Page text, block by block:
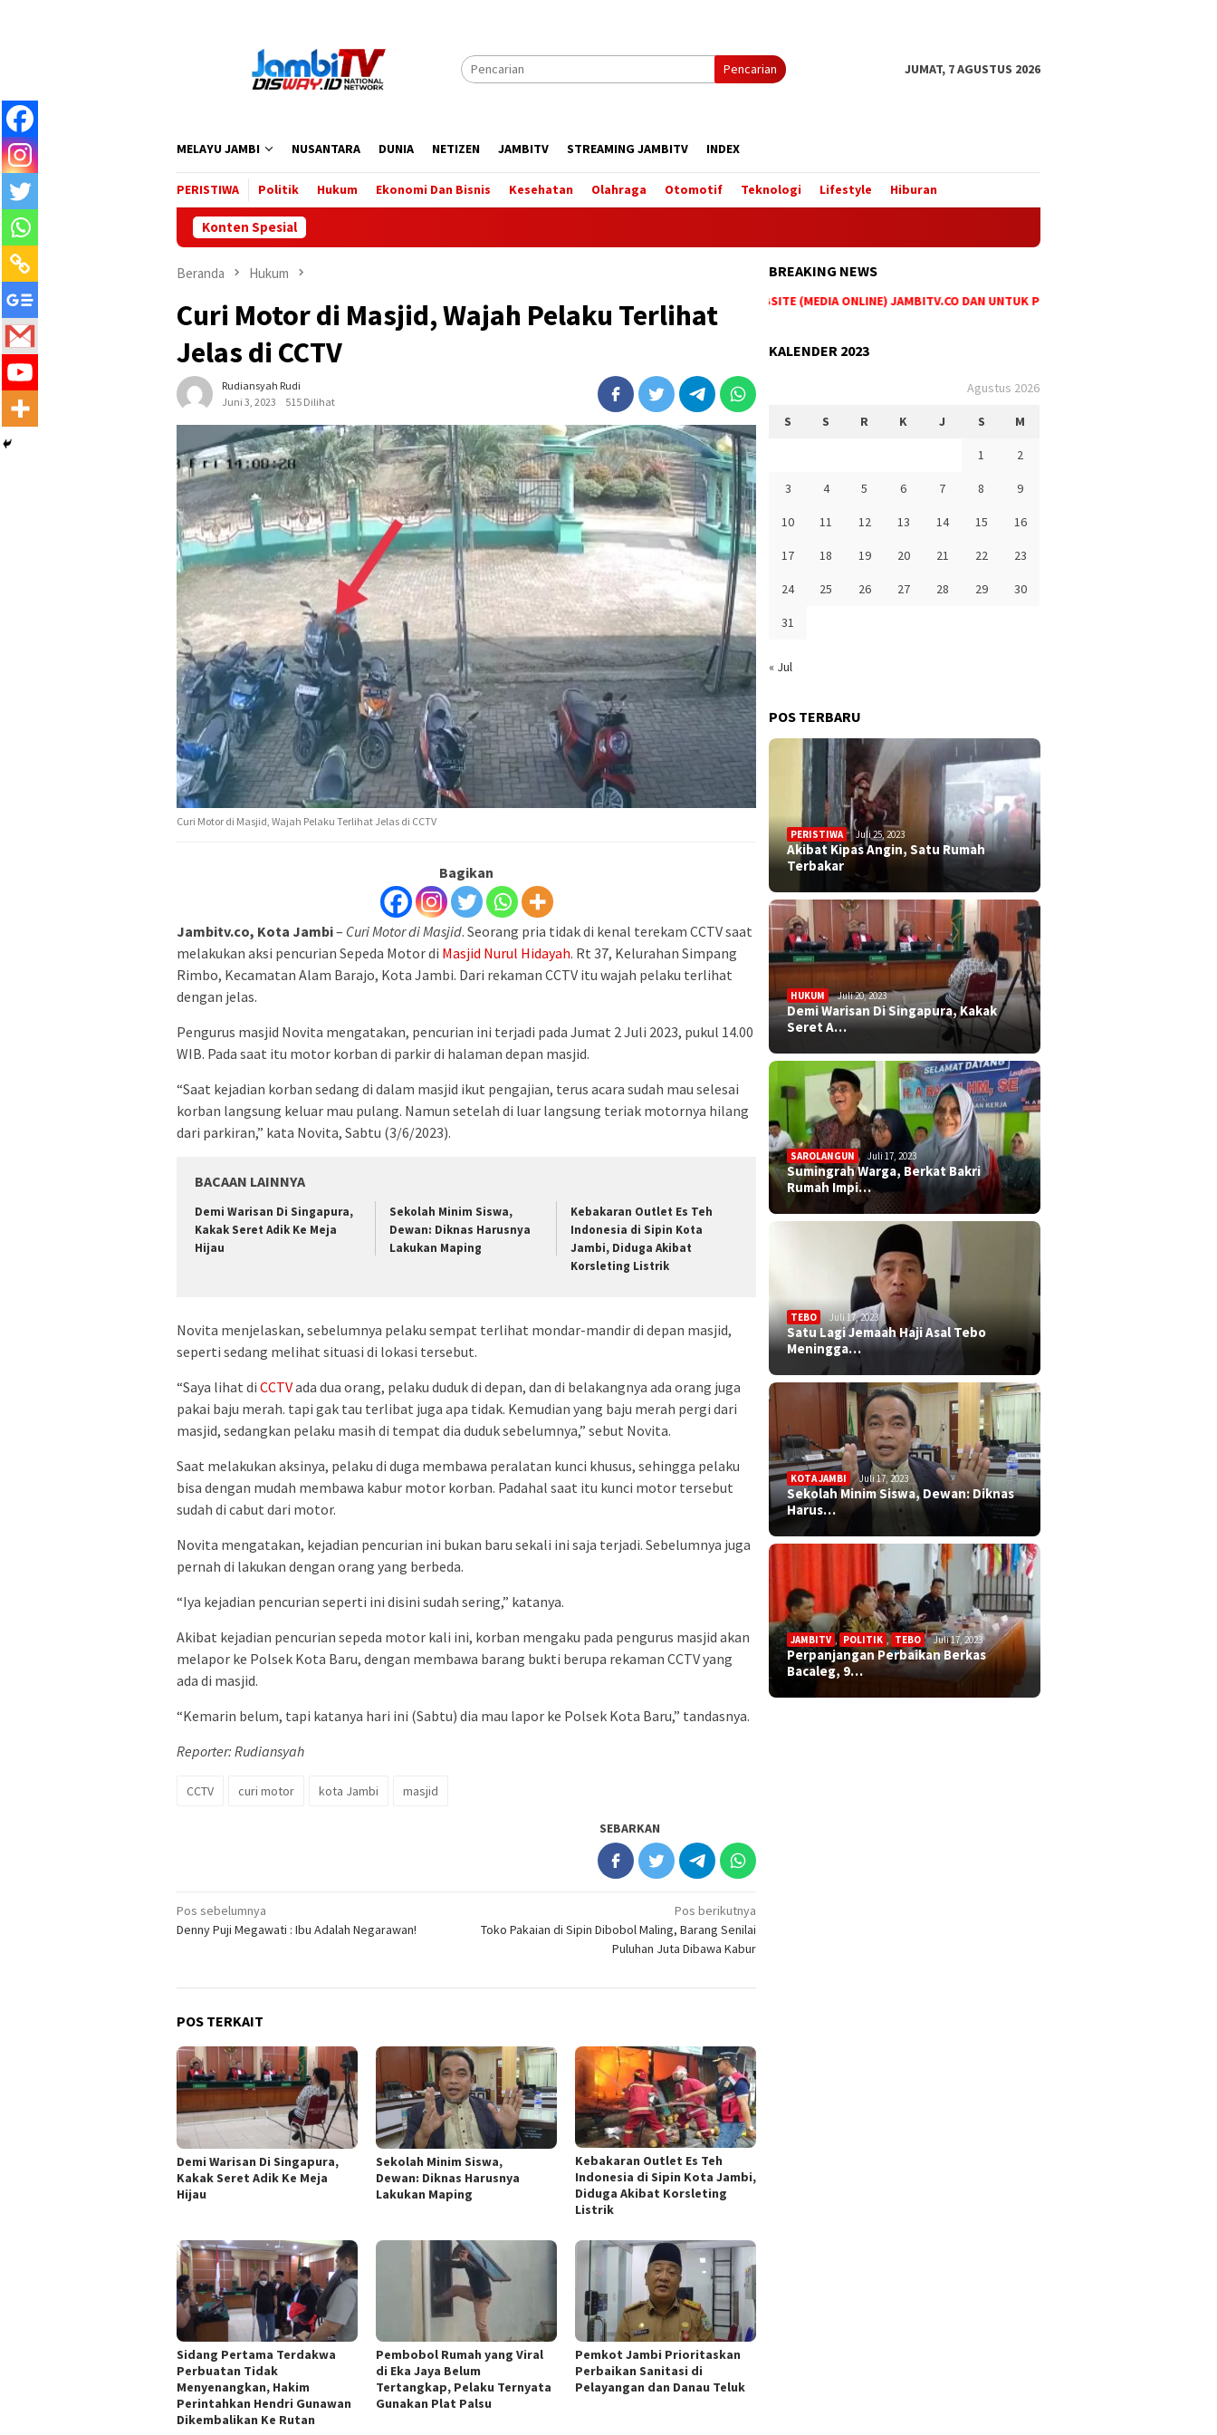
Pencarian
JUMAT, 7 AGUSTUS 2026
MELAYU JAMBI NUSANTARA DUNIA NETIZEN JAMBITV STREAMING JAMBITV INDEX
PERISTIWA Politik Hukum Ekonomi Dan Bisnis Kesehatan Olahraga Otomotif Teknologi Lifestyle Hiburan
Konten Spesial
Beranda Hukum
Curi Motor di Masjid, Wajah Pelaku Terlihat
Jelas di CCTV
Rudiansyah Rudi
Juni 3, 2023
515 Dilihat
Curi Motor di Masjid, Wajah Pelaku Terlihat Jelas di CCTV
Bagikan
Jambitv.co, Kota Jambi– Curi Motor di Masjid. Seorang pria tidak di kenal terekam CCTV saat
melakukan aksi pencurian Sepeda Motor di Masjid Nurul Hidayah. Rt 37, Kelurahan Simpang
Rimbo, Kecamatan Alam Barajo, Kota Jambi. Dari rekaman CCTV itu wajah pelaku terlihat
dengan jelas.
Pengurus masjid Novita mengatakan, pencurian ini terjadi pada Jumat 2 Juli 2023, pukul 14.00
WIB. Pada saat itu motor korban di parkir di halaman depan masjid.
“Saat kejadian korban sedang di dalam masjid ikut pengajian, terus acara sudah mau selesai
korban langsung keluar mau pulang. Namun setelah di luar langsung teriak motornya hilang
dari parkiran,” kata Novita, Sabtu (3/6/2023).
BACAAN LAINNYA
Demi Warisan Di Singapura,
Kakak Seret Adik Ke Meja
Hijau
Sekolah Minim Siswa,
Dewan: Diknas Harusnya
Lakukan Maping
Kebakaran Outlet Es Teh
Indonesia di Sipin Kota
Jambi, Diduga Akibat
Korsleting Listrik
Novita menjelaskan, sebelumnya pelaku sempat terlihat mondar-mandir di depan masjid,
seperti sedang melihat situasi di lokasi tersebut.
“Saya lihat di CCTVada dua orang, pelaku duduk di depan, dan di belakangnya ada orang juga
pakai baju merah. tapi gak tau terlibat juga apa tidak. Kemudian yang baju merah pergi dari
masjid, sedangkan pelaku masih di tempat dia duduk sebelumnya,” sebut Novita.
Saat melakukan aksinya, pelaku di duga membawa peralatan kunci khusus, sehingga pelaku
bisa dengan mudah membawa kabur motor korban. Padahal saat itu kunci motor tersebut
sudah di cabut dari motor.
Novita mengatakan, kejadian pencurian ini bukan baru sekali ini saja terjadi. Sebelumnya juga
pernah di lakukan dengan orang yang berbeda.
“Iya kejadian pencurian seperti ini disini sudah sering,” katanya.
Akibat kejadian pencurian sepeda motor kali ini, korban mengaku pada pengurus masjid akan
melapor ke Polsek Kota Baru, dengan membawa barang bukti berupa rekaman CCTV yang
ada di masjid.
“Kemarin belum, tapi katanya hari ini (Sabtu) dia mau lapor ke Polsek Kota Baru,” tandasnya.
Reporter: Rudiansyah
CCTV curi motor kota Jambi masjid
SEBARKAN
Navigasi
pos
Pos sebelumnya
Denny Puji Megawati : Ibu Adalah Negarawan!
Pos berikutnya
Toko Pakaian di Sipin Dibobol Maling, Barang Senilai
Puluhan Juta Dibawa Kabur
POS TERKAIT
Demi Warisan Di Singapura,
Kakak Seret Adik Ke Meja
Hijau
Sekolah Minim Siswa,
Dewan: Diknas Harusnya
Lakukan Maping
Kebakaran Outlet Es Teh
Indonesia di Sipin Kota Jambi,
Diduga Akibat Korsleting
Listrik
Sidang Pertama Terdakwa
Perbuatan Tidak
Menyenangkan, Hakim
Perintahkan Hendri Gunawan
Dikembalikan Ke Rutan
Pembobol Rumah yang Viral
di Eka Jaya Belum
Tertangkap, Pelaku Ternyata
Gunakan Plat Palsu
Pemkot Jambi Prioritaskan
Perbaikan Sanitasi di
Pelayangan dan Danau Teluk
BREAKING NEWS
BERITA TERUPDATE HANYA DI WEBSITE (MEDIA ONLINE) JAMBITV.CO DAN UNTUK PEMASANGAN IKLAN MAUPUN
KALENDER 2023
Agustus 2026
S S R K J S M
1 2
3 4 5 6 7 8 9
10 11 12 13 14 15 16
17 18 19 20 21 22 23
24 25 26 27 28 29 30
31
« Jul
POS TERBARU
PERISTIWA Juli 25, 2023
Akibat Kipas Angin, Satu Rumah
Terbakar
HUKUM Juli 20, 2023
Demi Warisan Di Singapura, Kakak
Seret A…
SAROLANGUN Juli 17, 2023
Sumingrah Warga, Berkat Bakri
Rumah Impi…
TEBO Juli 17, 2023
Satu Lagi Jemaah Haji Asal Tebo
Meningga…
KOTA JAMBI Juli 17, 2023
Sekolah Minim Siswa, Dewan: Diknas
Harus…
JAMBITV POLITIK , TEBO Juli 17, 2023
Perpanjangan Perbaikan Berkas
Bacaleg, 9…